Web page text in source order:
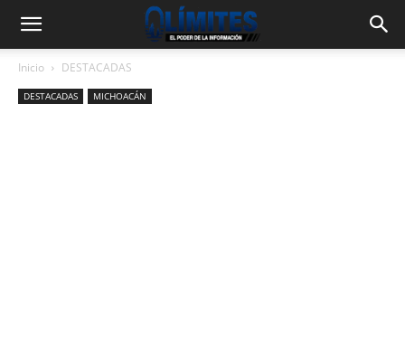
Inicio DESTACADAS
DESTACADAS MICHOACÁN